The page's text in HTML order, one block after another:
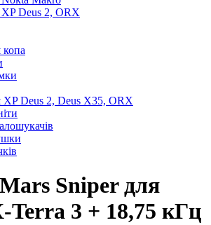
Deus 2, ORX
копа
XP Deus 2, Deus X35, ORX
Sniper для
Terra 3 + 18,75 кГц